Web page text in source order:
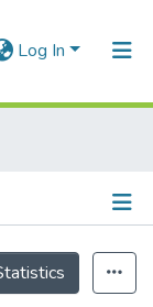
Log In